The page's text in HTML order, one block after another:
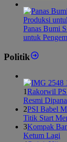
Panas Bumi
untuk
Politik
1Rakorwil
Resmi
2PSI Babel
Titik Start
3Kompak
Ketum Lagi